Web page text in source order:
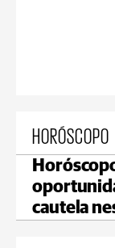
HORÓSCOPO
cautela